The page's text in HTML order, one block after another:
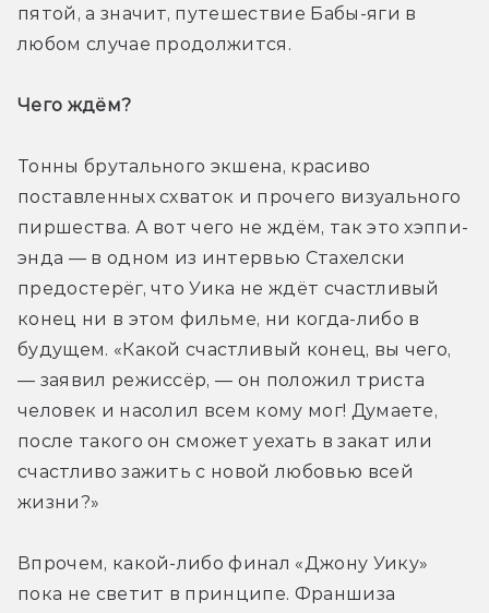
пятой, а значит, путешествие Бабы-яги в
любом случае продолжится.
Чего ждём?
Тонны брутального экшена, красиво
поставленных схваток и прочего визуального
пиршества. А вот чего не ждём, так это хэппи-
энда — в одном из интервью Стахелски
предостерёг, что Уика не ждёт счастливый
конец ни в этом фильме, ни когда-либо в
будущем. «Какой счастливый конец, вы чего,
— заявил режиссёр, — он положил триста
человек и насолил всем кому мог! Думаете,
после такого он сможет уехать в закат или
счастливо зажить с новой любовью всей
жизни?»
Впрочем, какой-либо финал «Джону Уику»
пока не светит в принципе. Франшиза